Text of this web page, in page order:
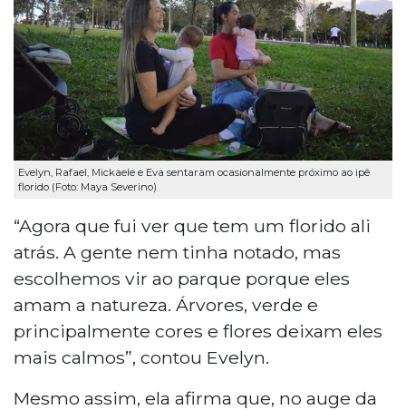
Evelyn, Rafael, Mickaele e Eva sentaram ocasionalmente próximo ao ipê
florido (Foto: Maya Severino)
“Agora que fui ver que tem um florido ali
atrás. A gente nem tinha notado, mas
escolhemos vir ao parque porque eles
amam a natureza. Árvores, verde e
principalmente cores e flores deixam eles
mais calmos”, contou Evelyn.
Mesmo assim, ela afirma que, no auge da